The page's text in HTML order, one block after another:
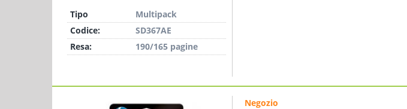
Tipo
Multipack
Codice:
SD367AE
Resa:
190/165 pagine
Negozio